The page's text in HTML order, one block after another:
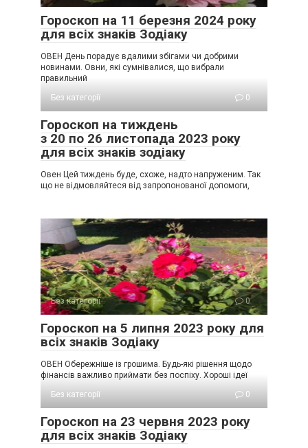
Гороскоп на 11 березня 2024 року
для всіх знаків Зодіаку
ОВЕН День порадує вдалими збігами чи добрими
новинами. Овни, які сумнівалися, що вибрали
правильний
Без категорії
0
Гороскоп на тиждень
з 20 по 26 листопада 2023 року
для всіх знаків зодіаку
Овен Цей тиждень буде, схоже, надто напруженим. Так
що не відмовляйтеся від запропонованої допомоги,
Без категорії 0
Гороскоп на 5 липня 2023 року для
всіх знаків Зодіаку
ОВЕН Обережніше із грошима. Будь-які рішення щодо
фінансів важливо приймати без поспіху. Хороші ідеї
Без категорії
0
Гороскоп на 23 червня 2023 року
для всіх знаків Зодіаку